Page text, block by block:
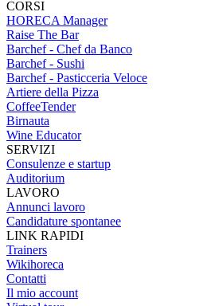
CORSI
HORECA Manager
Raise The Bar
Barchef - Chef da Banco
Barchef - Sushi
Barchef - Pasticceria Veloce
Artiere della Pizza
CoffeeTender
Birnauta
Wine Educator
SERVIZI
Consulenze e startup
Auditorium
LAVORO
Annunci lavoro
Candidature spontanee
LINK RAPIDI
Trainers
Wikihoreca
Contatti
Il mio account